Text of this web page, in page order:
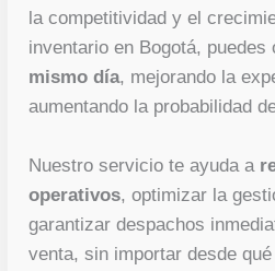
la competitividad y el
inventario en Bogotá, puedes
mismo día, mejorando la
aumentando la probabilidad
Nuestro servicio te ayuda a
operativos, optimizar la
garantizar despachos
venta, sin importar desde